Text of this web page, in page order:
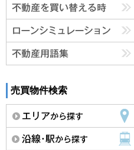
売買物件検索